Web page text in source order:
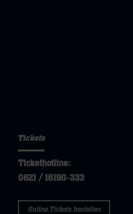
Tickets
Tickethotline:
0621 / 18190-333
Online Tickets bestellen